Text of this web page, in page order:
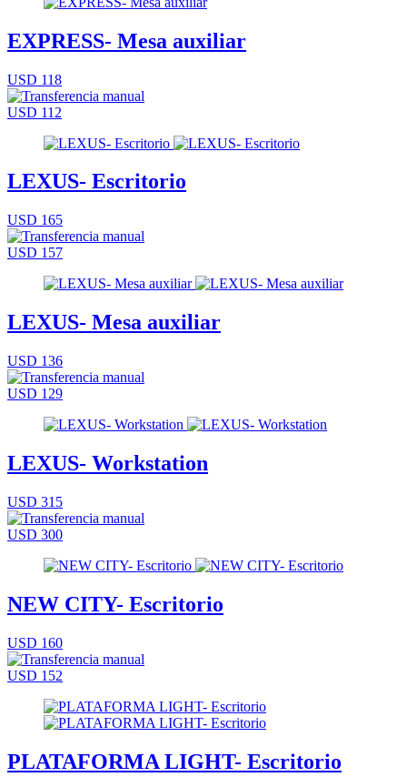
EXPRESS- Mesa auxiliar
USD 118
USD 112
LEXUS- Escritorio
USD 165
USD 157
LEXUS- Mesa auxiliar
USD 136
USD 129
LEXUS- Workstation
USD 315
USD 300
NEW CITY- Escritorio
USD 160
USD 152
PLATAFORMA LIGHT- Escritorio